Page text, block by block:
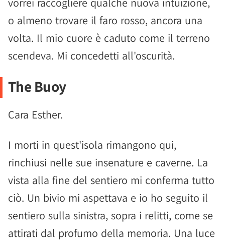
o almeno trovare il faro rosso, ancora una
volta. Il mio cuore è caduto come il terreno
scendeva. Mi concedetti all'oscurità.
The Buoy
Cara Esther.
I morti in quest'isola rimangono qui,
rinchiusi nelle sue insenature e caverne. La
vista alla fine del sentiero mi conferma tutto
ciò. Un bivio mi aspettava e io ho seguito il
sentiero sulla sinistra, sopra i relitti, come se
attirati dal profumo della memoria. Una luce